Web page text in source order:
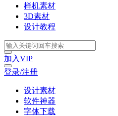
样机素材
3D素材
设计教程
加入VIP
登录/注册
设计素材
软件神器
字体下载